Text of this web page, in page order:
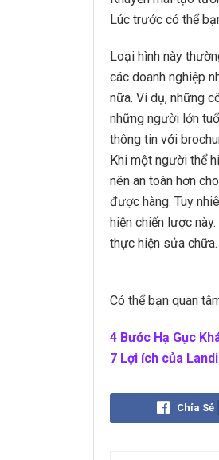
Lúc trước có thể
Loại hình này
các doanh nghiệp
nữa. Ví dụ, những
những người lớn
thông tin với
Khi một người thể
nên an toàn hơn
được hàng. Tuy
hiện chiến lược
thực hiện sửa
Có thể bạn quan
4 Bước Hạ Gục
7 Lợi ích của
Chỉa Sẻ